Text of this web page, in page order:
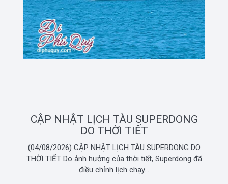
CẬP NHẬT LỊCH TÀU SUPERDONG
DO THỜI TIẾT
(04/08/2026) CẬP NHẬT LỊCH TÀU SUPERDONG DO
THỜI TIẾT Do ảnh hưởng của thời tiết, Superdong đã
điều chỉnh lịch chạy...